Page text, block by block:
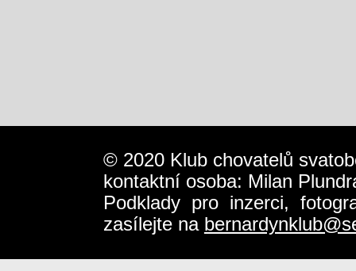
© 2020 Klub chovatelů
kontaktní osoba: Milan
Podklady pro inzerci,
zasílejte na